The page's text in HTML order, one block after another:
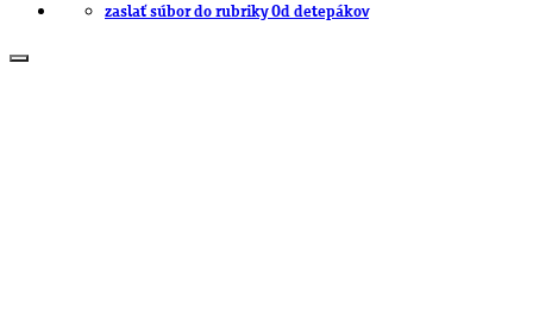
zaslať súbor do rubriky Od detepákov